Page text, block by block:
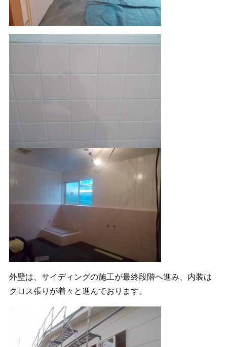
外壁は、サイディングの施工が最終段階へ進み、内装は
クロス張りが着々と進んでおります。